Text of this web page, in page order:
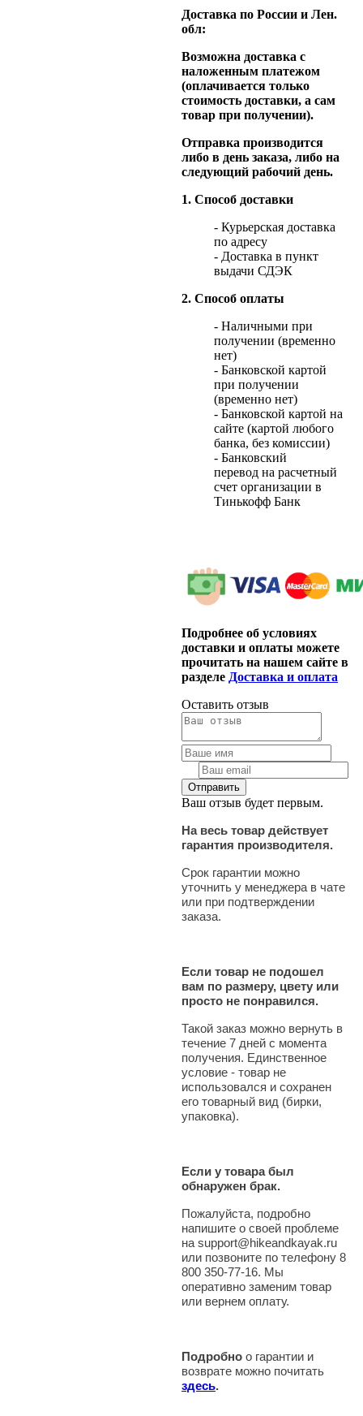
Доставка по России и Лен.
обл:
Возможна доставка с
наложенным платежом
(оплачивается только
стоимость доставки, а сам
товар при получении).
Отправка производится
либо в день заказа, либо на
следующий рабочий день.
1. Способ доставки
- Курьерская доставка
по адресу
- Доставка в пункт
выдачи СДЭК
2. Способ оплаты
- Наличными при
получении (временно
нет)
- Банковской картой
при получении
(временно нет)
- Банковской картой на
сайте (картой любого
банка, без комиссии)
- Банковский
перевод на расчетный
счет организации в
Тинькофф Банк
Подробнее об условиях
доставки и оплаты можете
прочитать на нашем сайте в
разделе Доставка и оплата
Оставить отзыв
Ваш отзыв будет первым.
На весь товар действует
гарантия производителя.
Срок гарантии можно
уточнить у менеджера в чате
или при подтверждении
заказа.
Если товар не подошел
вам по размеру, цвету или
просто не понравился.
Такой заказ можно вернуть в
течение 7 дней с момента
получения. Единственное
условие - товар не
использовался и сохранен
его товарный вид (бирки,
упаковка).
Если у товара был
обнаружен брак.
Пожалуйста, подробно
напишите о своей проблеме
на support@hikeandkayak.ru
или позвоните по телефону 8
800 350-77-16. Мы
оперативно заменим товар
или вернем оплату.
Подробно о гарантии и
возврате можно почитать
здесь.